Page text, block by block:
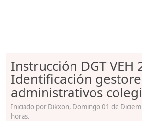
Instrucción DGT VEH
Identificación
administrativos
Iniciado por Dikxon, Domingo 01 de
horas.